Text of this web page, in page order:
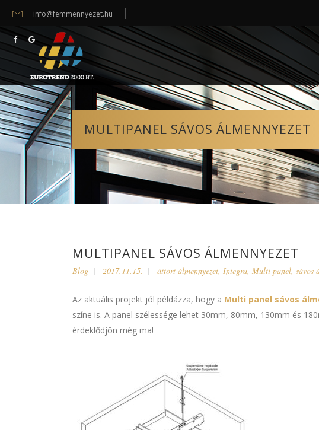
info@femmennyezet.hu
MULTIPANEL SÁVOS ÁLMENNYEZET
MULTIPANEL SÁVOS ÁLMENNYEZET
Blog 2017.11.15. áttört álmennyezet, Integra, Multi panel, sávos
Az aktuális projekt jól példázza, hogy a Multi panel sávos
színe is. A panel szélessége lehet 30mm, 80mm, 130mm és
érdeklődjön még ma!